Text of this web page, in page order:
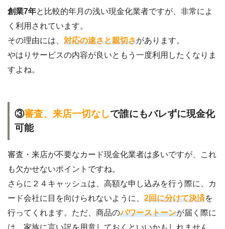
創業7年と比較的年月の浅い現金化業者ですが、非常によ
く利用されています。
その理由には、 対応の速さと親切さがあります。
やはりサービスの内容が良いともう一度利用したくなりま
すよね。
③審査、来店一切なしで誰にもバレずに現金化
可能
審査・来店が不要なカード現金化業者は多いですが、これ
も欠かせないポイントですね。
さらに２４キャッシュは、高額な申し込みを行う際に、カ
ード会社に目を向けられないように、 2回に分けて決済を
行ってくれます。ただ、商品のパワーストーンが届く際に
は、家族に言い訳を用意しておくといいかもしれません。